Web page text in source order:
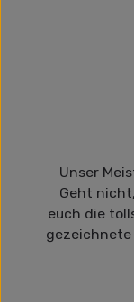
Unser
Geht
euch die
gezeichnete